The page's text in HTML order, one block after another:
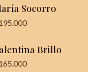
Socorro
Brillo